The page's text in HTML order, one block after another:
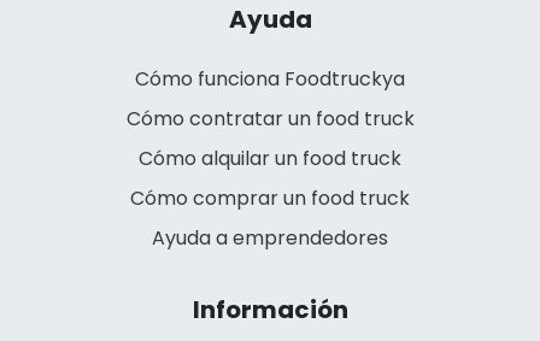
Ayuda
Cómo funciona Foodtruckya
Cómo contratar un food truck
Cómo alquilar un food truck
Cómo comprar un food truck
Ayuda a emprendedores
Información